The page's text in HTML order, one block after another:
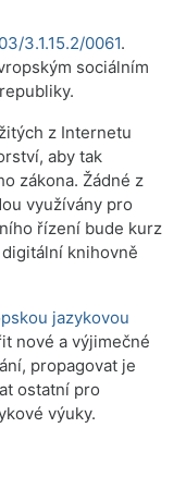
3.1.15.2/0061.
sociálním
z Internetu
aby tak
zákona. Žádné z
využívány pro
řízení bude kurz
knihovně
jazykovou
nové a výjimečné
propagovat je
ostatní pro
výuky.